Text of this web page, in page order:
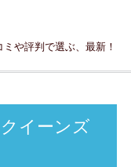
や評判で選ぶ、最新！
イーンズ